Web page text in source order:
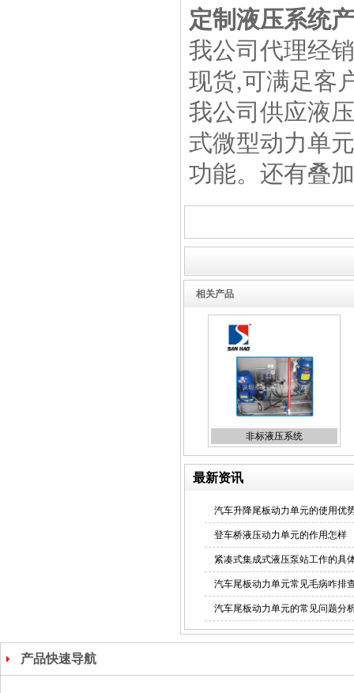
定制液压系统
我公司代理经
现货,可满足客
我公司供应液
式微型动力单
功能。还有叠
相关产品
非标液压系统
最新资讯
汽车升降尾板动力单元的使用优
登车桥液压动力单元的作用怎样
紧凑式集成式液压泵站工作的具
汽车尾板动力单元常见毛病咋排
汽车尾板动力单元的常见问题分
产品快速导航